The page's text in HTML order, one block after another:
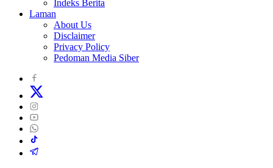
Indeks Berita
Laman
About Us
Disclaimer
Privacy Policy
Pedoman Media Siber